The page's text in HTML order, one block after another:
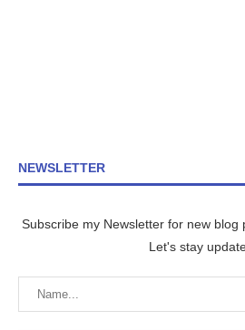
NEWSLETTER
Subscribe my Newsletter for new blog
Let's stay